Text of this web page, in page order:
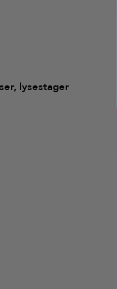
lysestager